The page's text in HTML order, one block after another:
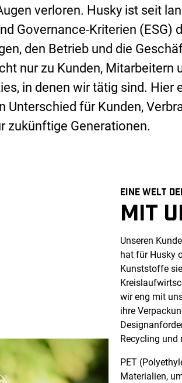
verloren. Husky ist seit
Governance-Kriterien (ESG)
den Betrieb und die
nur zu Kunden, Mitarbeitern
in denen wir tätig sind. Hier
Unterschied für Kunden,
zukünftige Generationen.
EINE WELT
MIT
Unseren
hat für Husky
Kunststoffe
wir eng mit
ihre
Recycling und
PET
Materialien,